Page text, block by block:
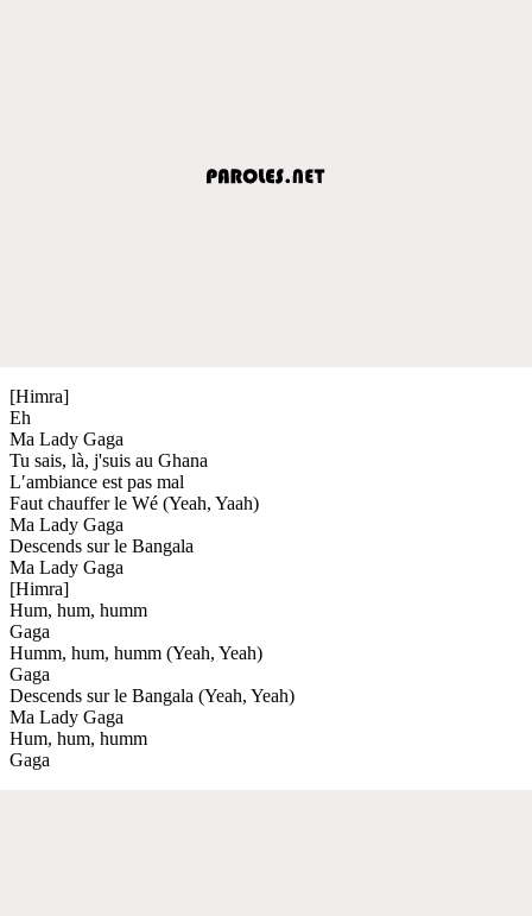
[Himra]
Eh
Ma Lady Gaga
Tu sais, là, j'suis au Ghana
L′ambiance est pas mal
Faut chauffer le Wé (Yeah, Yaah)
Ma Lady Gaga
Descends sur le Bangala
Ma Lady Gaga
[Himra]
Hum, hum, humm
Gaga
Humm, hum, humm (Yeah, Yeah)
Gaga
Descends sur le Bangala (Yeah, Yeah)
Ma Lady Gaga
Hum, hum, humm
Gaga